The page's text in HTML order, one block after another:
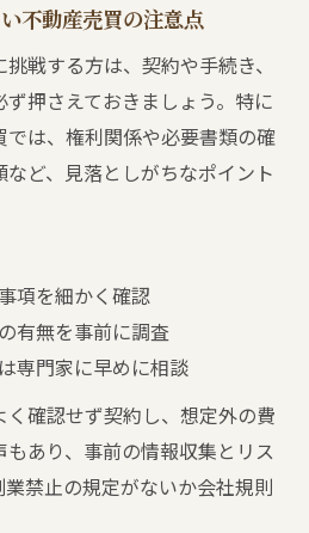
不動産売買の注意点
戦する方は、契約や手続き、
押さえておきましょう。特に
は、権利関係や必要書類の確
ど、見落としがちなポイント
項を細かく確認
有無を事前に調査
専門家に早めに相談
確認せず契約し、想定外の費
あり、事前の情報収集とリス
禁止の規定がないか会社規則